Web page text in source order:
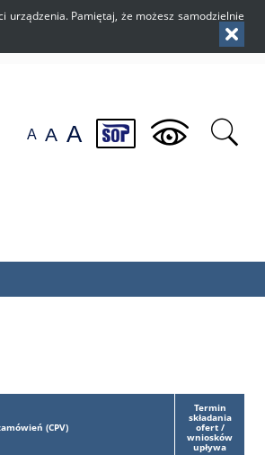
urządzenia. Pamiętaj, że możesz samodzielnie
(CPV)
Termin
składania
ofert /
wniosków
upływa